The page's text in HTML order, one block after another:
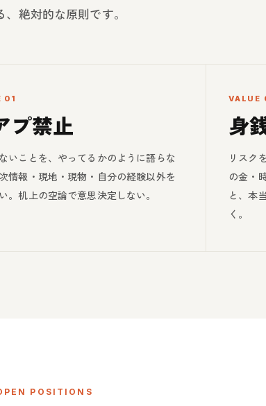
、絶対的な原則です。
01
プ禁止
いことを、やってるかのように語らな
情報・現地・現物・自分の経験以外を
。机上の空論で意思決定しない。
VALUE
身
リスク
の金・
と、本
く。
POSITIONS